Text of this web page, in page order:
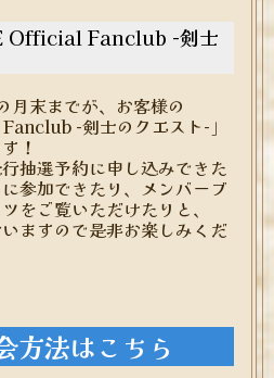
Official Fanclub -剣士
月末までが、お客様の
-剣士のクエスト-」
！
抽選予約に申し込みできた
参加できたり、メンバーブ
をご覧いただけたりと、
ますので是非お楽しみくだ
方法はこちら